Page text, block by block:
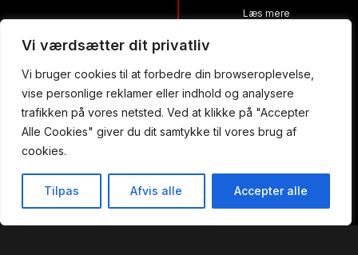
Vi værdsætter dit privatliv
Vi bruger cookies til at forbedre din browseroplevelse,
vise personlige reklamer eller indhold og analysere
trafikken på vores netsted. Ved at klikke på "Accepter
Alle Cookies" giver du dit samtykke til vores brug af
cookies.
Tilpas Afvis alle Accepter alle
Læs mere
Yami Sushi
Aarhus N-Skejby
8200 Aarhus N
Yami Sushi
Viby J
8260 Viby J